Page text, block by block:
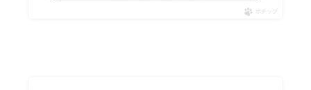
ポチップ